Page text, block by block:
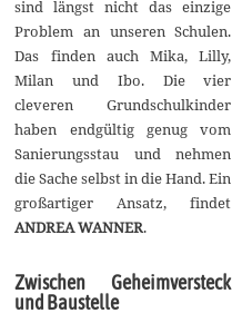
sind längst nicht das einzige
Problem an unseren Schulen.
Das finden auch Mika, Lilly,
Milan und Ibo. Die vier
cleveren Grundschulkinder
haben endgültig genug vom
Sanierungsstau und nehmen
die Sache selbst in die Hand. Ein
großartiger Ansatz, findet
ANDREA WANNER.
Zwischen Geheimversteck
und Baustelle